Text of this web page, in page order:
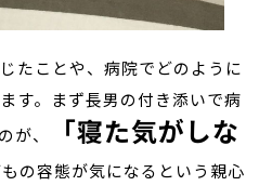
たことや、病院でどのように
す。まず長男の付き添いで病
が、
「寝た気がしな
の容態が気になるという親心